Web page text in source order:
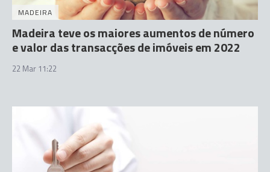
MADEIRA
Madeira teve os maiores aumentos de número
e valor das transacções de imóveis em 2022
22 Mar 11:22